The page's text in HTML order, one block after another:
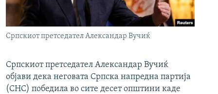
Српскиот претседател Александар Вучиќ
Српскиот претседател Александар Вучиќ
објави дека неговата Српска напредна партија
(СНС) победила во сите десет општини каде